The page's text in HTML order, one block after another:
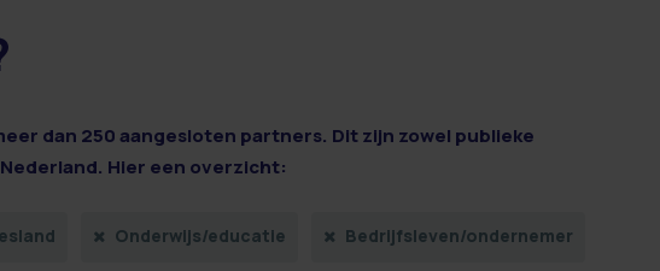
dan 250 aangesloten partners. Dit zijn zowel publieke
Hier een overzicht:
Onderwijs/educatie Bedrijfsleven/ondernemer